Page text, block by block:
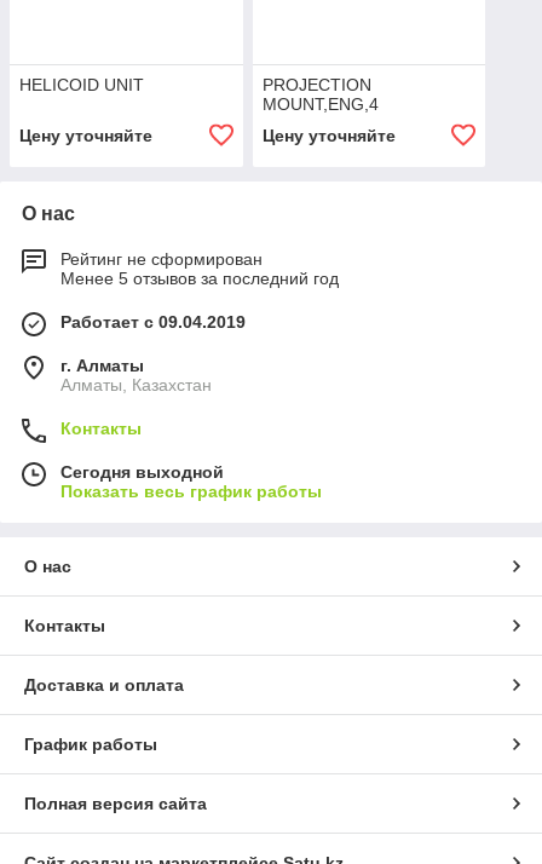
HELICOID UNIT
Цену уточняйте
PROJECTION
MOUNT,ENG,4
Цену уточняйте
О нас
Рейтинг не сформирован
Менее 5 отзывов за последний год
Работает с 09.04.2019
г. Алматы
Алматы, Казахстан
Контакты
Сегодня выходной
Показать весь график работы
О нас
Контакты
Доставка и оплата
График работы
Полная версия сайта